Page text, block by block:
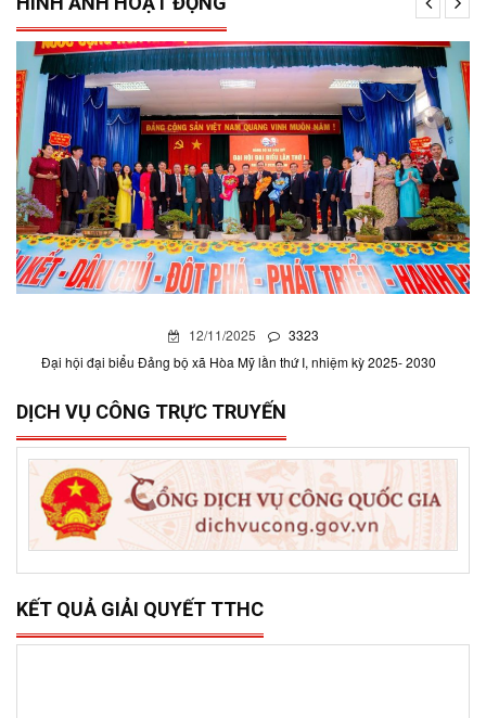
12/11/2025
3323
Đại hội đại biểu Đảng bộ xã Hòa Mỹ lần thứ I, nhiệm kỳ 2025- 2030
DỊCH VỤ CÔNG TRỰC TRUYẾN
KẾT QUẢ GIẢI QUYẾT TTHC